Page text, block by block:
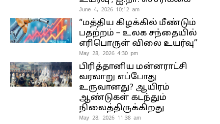
June 4, 2026 10:12 am
“மத்திய கிழக்கில் மீண்டும்
பதற்றம் – உலக சந்தையில்
எரிபொருள் விலை உயர்வு”
May 28, 2026 4:30 pm
பிரித்தானிய மன்னராட்சி
வரலாறு எப்போது
உருவானது? ஆயிரம்
ஆண்டுகள் கடந்தும்
நிலைத்திருக்கிறது
May 28, 2026 11:38 am